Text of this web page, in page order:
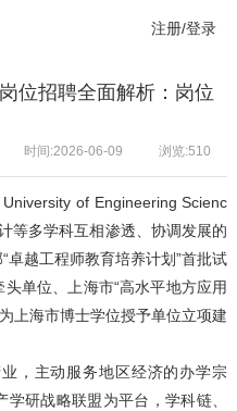
注册/登录
位招聘全面解析：岗位
浏览:510
时间:2026-06-09
of Engineering Scienc
等多学科互相渗透、协调发展的
卓越工程师教育培养计划”首批试
单位、上海市“高水平地方应用
上海市博士学位授予单位立项建
主动服务地区经济的办学宗
研战略联盟为平台，学科链、